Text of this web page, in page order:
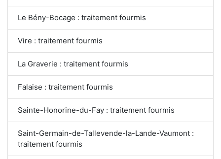
Le Bény-Bocage : traitement fourmis
Vire : traitement fourmis
La Graverie : traitement fourmis
Falaise : traitement fourmis
Sainte-Honorine-du-Fay : traitement fourmis
Saint-Germain-de-Tallevende-la-Lande-Vaumont :
traitement fourmis